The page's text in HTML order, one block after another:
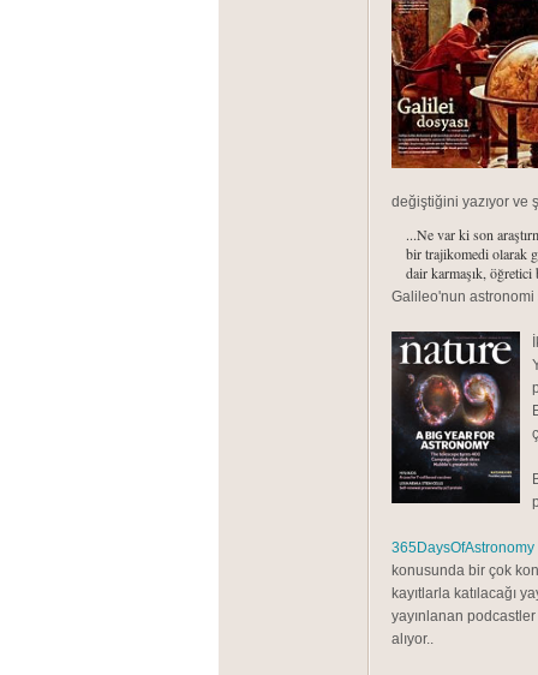
değiştiğini yazıyor ve
...Ne var ki son
bir trajikomedi olarak
dair karmaşık,
Galileo'nun astronomi
365DaysOfAstronomy
konusunda bir çok
kayıtlarla katılacağı
yayınlanan
alıyor..